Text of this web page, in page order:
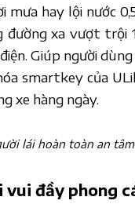
mưa hay lội nước
đường xa vượt trội
Giúp người
smartkey của
xe hàng ngày.
lái hoàn toàn an
vui đầy phong